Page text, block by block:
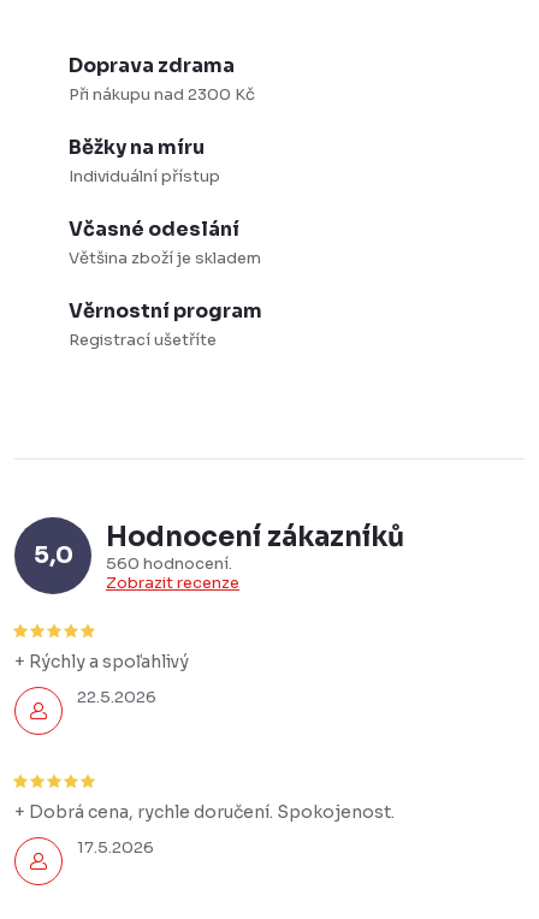
Doprava zdrama
Při nákupu nad 2300 Kč
Běžky na míru
Individuální přístup
Včasné odeslání
Většina zboží je skladem
Věrnostní program
Registrací ušetříte
5,0
Hodnocení zákazníků
560 hodnocení
Zobrazit recenze
22.5.2026
+ Rýchly a spoľahlivý
17.5.2026
+ Dobrá cena, rychle doručení. Spokojenost.